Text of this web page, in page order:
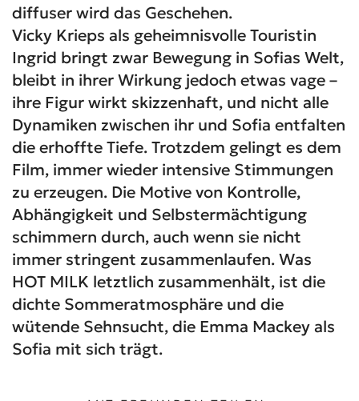
diffuser wird das Geschehen.
Vicky Krieps als geheimnisvolle Touristin
Ingrid bringt zwar Bewegung in Sofias Welt,
bleibt in ihrer Wirkung jedoch etwas vage –
ihre Figur wirkt skizzenhaft, und nicht alle
Dynamiken zwischen ihr und Sofia entfalten
die erhoffte Tiefe. Trotzdem gelingt es dem
Film, immer wieder intensive Stimmungen
zu erzeugen. Die Motive von Kontrolle,
Abhängigkeit und Selbstermächtigung
schimmern durch, auch wenn sie nicht
immer stringent zusammenlaufen. Was
HOT MILK letztlich zusammenhält, ist die
dichte Sommeratmosphäre und die
wütende Sehnsucht, die Emma Mackey als
Sofia mit sich trägt.